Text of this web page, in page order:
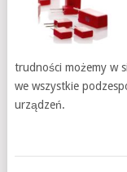
trudności możemy w
we wszystkie
urządzeń.